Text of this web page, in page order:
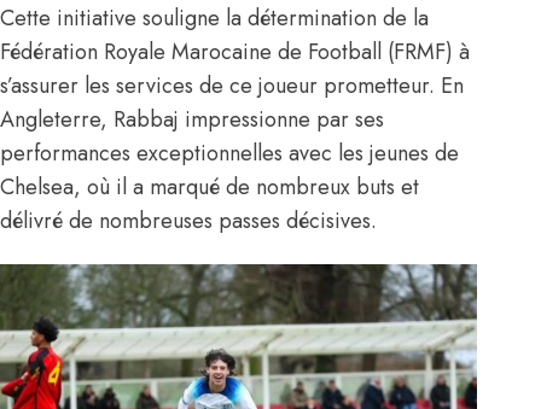
Cette initiative souligne la détermination de la
Fédération Royale Marocaine de Football (FRMF) à
s’assurer les services de ce joueur prometteur. En
Angleterre, Rabbaj impressionne par ses
performances exceptionnelles avec les jeunes de
Chelsea, où il a marqué de nombreux buts et
délivré de nombreuses passes décisives.